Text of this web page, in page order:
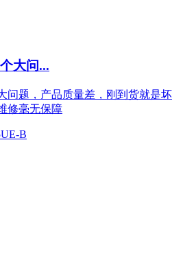
大问...
问题，产品质量差，刚到货就是坏
修毫无保障
B